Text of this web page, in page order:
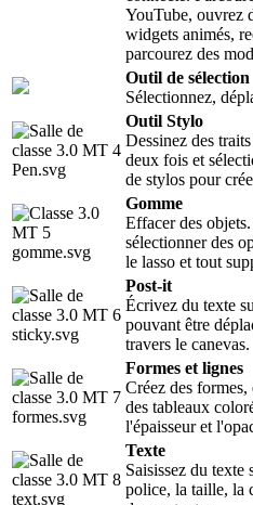
YouTube, ouvrez
widgets animés,
parcourez des
Outil de sélection
Sélectionnez,
Outil Stylo
Dessinez des
deux fois et
de stylos pour
Gomme
Effacer des
sélectionner des
le lasso et tout
Post-it
Écrivez du texte
pouvant être
travers le canevas.
Formes et lignes
Créez des
des tableaux
l'épaisseur et
Texte
Saisissez du texte
police, la taille, la